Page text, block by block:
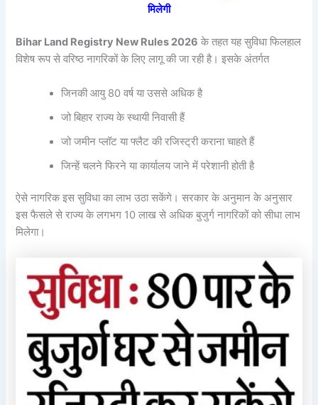
मिलेगी
Bihar Land Registry New Rules 2026 के तहत यह सुविधा फिलहाल
विशेष रूप से वरिष्ठ नागरिकों के लिए लागू की जा रही है। इसके अंतर्गत
जिनकी आयु 80 वर्ष या उससे अधिक है
जो बिहार राज्य के स्थायी निवासी हैं
जो जमीन प्लॉट या फ्लैट की रजिस्ट्री कराना चाहते हैं
जिन्हें चलने फिरने या कार्यालय जाने में परेशानी होती है
ऐसे नागरिक इस सुविधा का लाभ उठा सकेंगे। सरकार के अनुमान के अनुसार
इस फैसले से राज्य के लगभग 10 लाख से अधिक बुजुर्ग नागरिकों को सीधा लाभ
मिलेगा।